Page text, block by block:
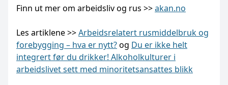
Finn ut mer om arbeidsliv og rus >>akan.no
Les artiklene >>Arbeidsrelatert rusmiddelbruk og
forebygging – hva er nytt?og Du er ikke helt
integrert før du drikker! Alkoholkulturer i
arbeidslivet sett med minoritetsansattes blikk